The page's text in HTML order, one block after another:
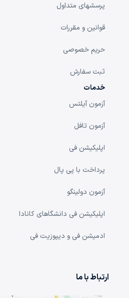
پرسشهای متداول
قوانین و مقررات
حریم خصوصی
ثبت سفارش
خدمات
آزمون آیلتس
آزمون تافل
اپلیکیشن فی
پرداخت با پی پال
آزمون دولینگو
اپلیکیشن فی دانشگا‌های کانادا
ادمیشن فی و دیپوزیت فی
ارتباط با ما